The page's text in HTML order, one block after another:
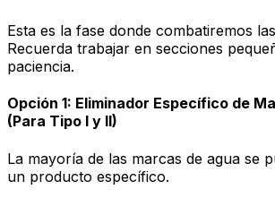
Esta es la fase donde combatiremos
Recuerda trabajar en secciones
paciencia.
Opción 1: Eliminador Específico de
(Para Tipo I y II)
La mayoría de las marcas de agua se
un producto específico.